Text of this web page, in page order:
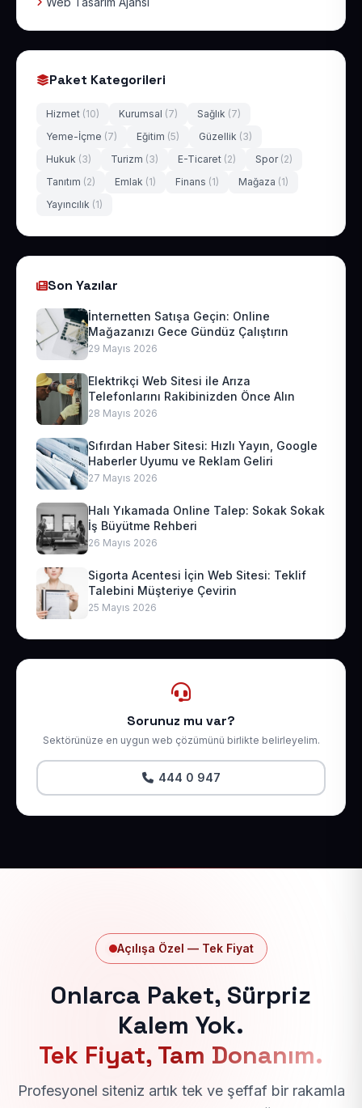
Paket Kategorileri
Hizmet (10) Kurumsal (7) Sağlık (7)
Yeme-İçme (7) Eğitim (5) Güzellik (3)
Hukuk (3) Turizm (3) E-Ticaret (2) Spor (2)
Tanıtım (2) Emlak (1) Finans (1) Mağaza (1)
Yayıncılık (1)
Son Yazılar
İnternetten Satışa Geçin: Online
Mağazanızı Gece Gündüz Çalıştırın
29 Mayıs 2026
Elektrikçi Web Sitesi ile Arıza
Telefonlarını Rakibinizden Önce Alın
28 Mayıs 2026
Sıfırdan Haber Sitesi: Hızlı Yayın, Google
Haberler Uyumu ve Reklam Geliri
27 Mayıs 2026
Halı Yıkamada Online Talep: Sokak Sokak
İş Büyütme Rehberi
26 Mayıs 2026
Sigorta Acentesi İçin Web Sitesi: Teklif
Talebini Müşteriye Çevirin
25 Mayıs 2026
Sorunuz mu var?
Sektörünüze en uygun web çözümünü birlikte belirleyelim.
444 0 947
Açılışa Özel — Tek Fiyat
Onlarca Paket, Sürpriz
Kalem Yok.
Tek Fiyat, Tam Donanım.
Profesyonel siteniz artık tek ve şeffaf bir rakamla